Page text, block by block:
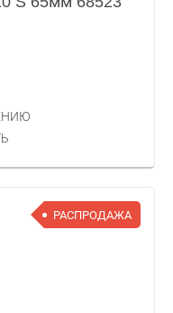
РАСПРОДАЖА